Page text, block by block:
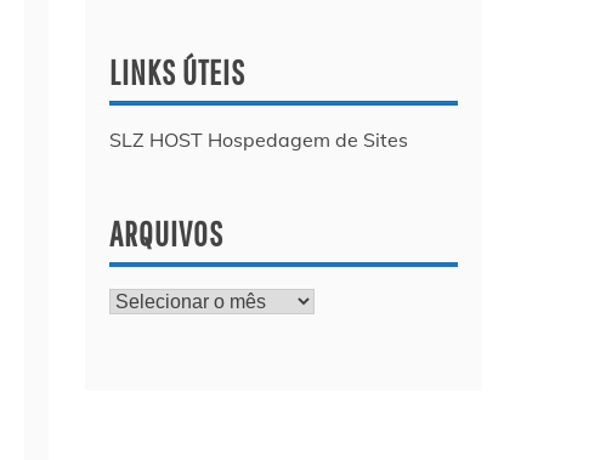
LINKS ÚTEIS
SLZ HOST Hospedagem de Sites
ARQUIVOS
Arquivos